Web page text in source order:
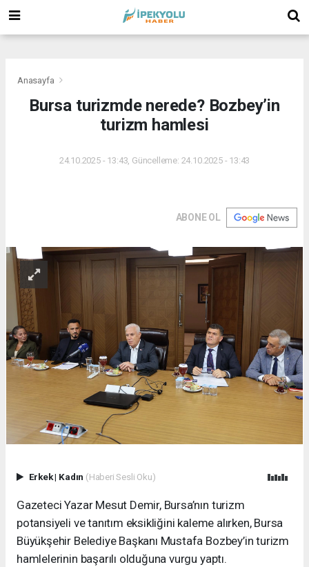
Anasayfa
Bursa turizmde nerede? Bozbey’in
turizm hamlesi
24.10.2025 - 13:43, Güncelleme: 24.10.2025 - 13:43
ABONE OL
Erkek| Kadın (Haberi Sesli Oku)
Gazeteci Yazar Mesut Demir, Bursa’nın turizm
potansiyeli ve tanıtım eksikliğini kaleme alırken, Bursa
Büyükşehir Belediye Başkanı Mustafa Bozbey’in turizm
hamlelerinin başarılı olduğuna vurgu yaptı.